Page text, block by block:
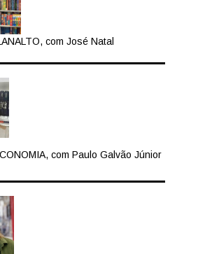
com José Natal
com Paulo Galvão Júnior